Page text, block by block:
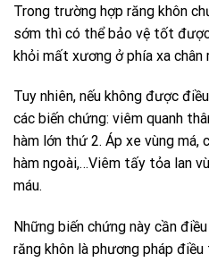
Trong trường hợp răng khôn
sớm thì có thể bảo vệ tốt
khỏi mất xương ở phía xa chân
Tuy nhiên, nếu không được
các biến chứng: viêm quanh
hàm lớn thứ 2. Áp xe vùng má,
hàm ngoài,…Viêm tấy tỏa lan
máu.
Những biến chứng này cần
răng khôn là phương pháp